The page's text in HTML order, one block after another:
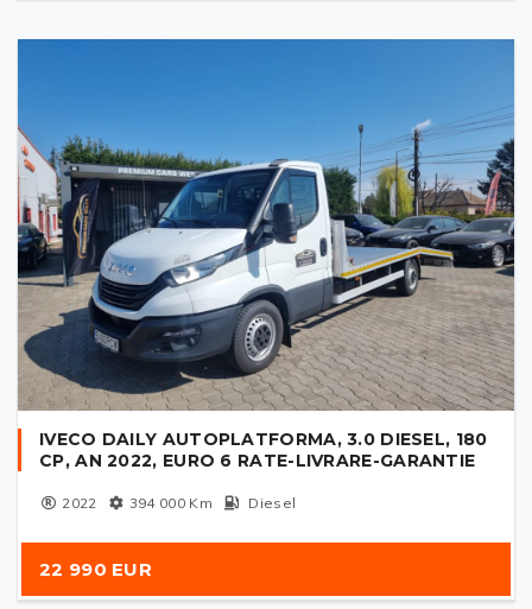
IVECO DAILY AUTOPLATFORMA, 3.0 DIESEL, 180
CP, AN 2022, EURO 6 RATE-LIVRARE-GARANTIE
2022 394 000Km Diesel
22 990 EUR